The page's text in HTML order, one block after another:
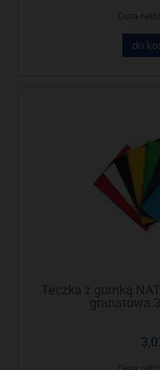
do
Teczka z gumką
granatowa